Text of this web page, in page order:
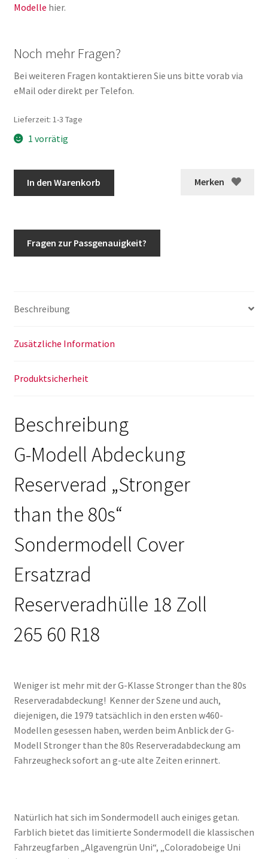
Modelle hier.
Noch mehr Fragen?
Bei weiteren Fragen kontaktieren Sie uns bitte vorab via
eMail oder direkt per Telefon.
Lieferzeit: 1-3 Tage
1 vorrätig
Merken
Stern
Zoll
R18
w463a
Menge
In den Warenkorb
Fragen zur Passgenauigkeit?
Beschreibung
Zusätzliche Information
Produktsicherheit
Beschreibung
G-Modell Abdeckung
Reserverad „Stronger
than the 80s“
Sondermodell Cover
Ersatzrad
Reserveradhülle 18 Zoll
265 60 R18
Weniger ist mehr mit der G-Klasse Stronger than the 80s
Reserveradabdeckung! Kenner der Szene und auch,
diejenigen, die 1979 tatsächlich in den ersten w460-
Modellen gesessen haben, werden beim Anblick der G-
Modell Stronger than the 80s Reserveradabdeckung am
Fahrzeugheck sofort an g-ute alte Zeiten erinnert.
Natürlich hat sich im Sondermodell auch einiges getan.
Farblich bietet das limitierte Sondermodell die klassischen
Fahrzeugfarben „Algavengrün Uni“, „Coloradobeige Uni